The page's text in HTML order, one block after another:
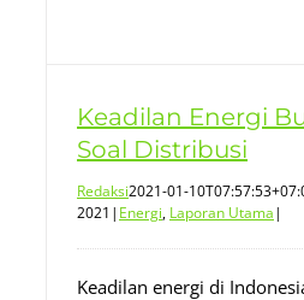
Keadilan Energi
Soal Distribusi
Redaksi2021-01-
2021 | Energi, Laporan Utama|
Keadilan energi di